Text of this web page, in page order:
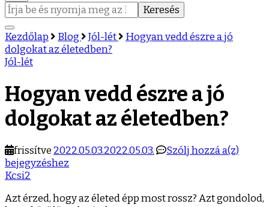
Keresés:
Kezdőlap Blog Jól-lét
Hogyan vedd észre a jó
dolgokat az életedben?
Jól-lét
Hogyan vedd észre a jó
dolgokat az életedben?
frissítve 2022.05.03.2022.05.03. Szólj hozzá a(z)
jó
bejegyzéshez
Kcsi2
Azt érzed, hogy az életed épp most rossz? Azt gondolod,